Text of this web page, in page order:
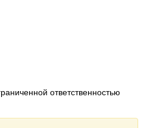
ответственностью